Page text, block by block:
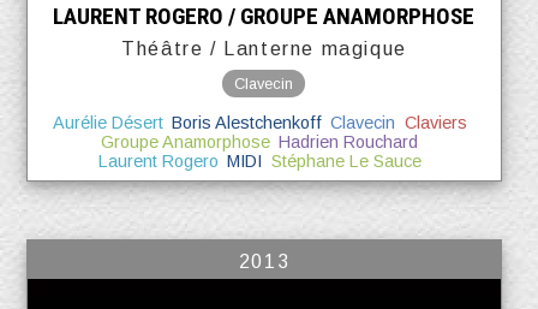
LAURENT ROGERO / GROUPE ANAMORPHOSE
Théâtre / Lanterne magique
Clavecin
Aurélie Désert Boris Alestchenkoff Clavecin Claviers
Groupe Anamorphose Hadrien Rouchard
Laurent Rogero MIDI Stéphane Le Sauce
2013